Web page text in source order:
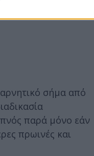
σήμα από
παρά μόνο εάν
πρωινές και